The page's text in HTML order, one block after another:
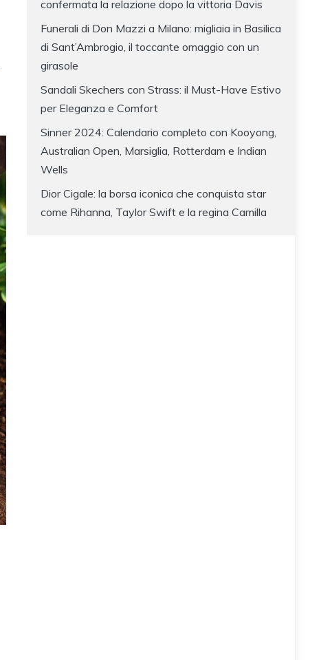
confermata la relazione dopo la vittoria Davis
Funerali di Don Mazzi a Milano: migliaia in Basilica
di Sant’Ambrogio, il toccante omaggio con un
girasole
Sandali Skechers con Strass: il Must-Have Estivo
per Eleganza e Comfort
Sinner 2024: Calendario completo con Kooyong,
Australian Open, Marsiglia, Rotterdam e Indian
Wells
Dior Cigale: la borsa iconica che conquista star
come Rihanna, Taylor Swift e la regina Camilla